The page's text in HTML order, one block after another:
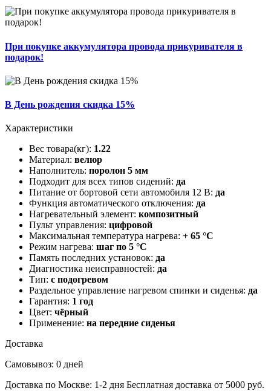
При покупке аккумулятора провода прикуривателя в
подарок!
В День рождения скидка 15%
Характеристики
Вес товара(кг): 1.22
Материал: велюр
Наполнитель: поролон 5 мм
Подходит для всех типов сидений: да
Питание от бортовой сети автомобиля 12 В: да
Функция автоматического отключения: да
Нагревательный элемент: композитный
Пульт управления: цифровой
Максимальная температура нагрева: + 65 °С
Режим нагрева: шаг по 5 °С
Память последних установок: да
Диагностика неисправностей: да
Тип: с подогревом
Раздельное управление нагревом спинки и сиденья: да
Гарантия: 1 год
Цвет: чёрный
Применение: на передние сиденья
Доставка
Самовывоз: 0 дней
Доставка по Москве: 1-2 дня Бесплатная доставка от 5000 руб.